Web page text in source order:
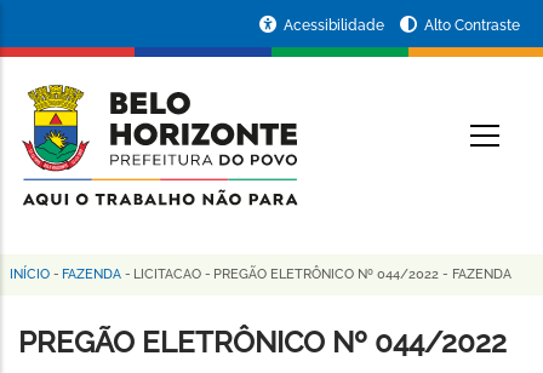
conteúdo
principal
da
Prefeitura
de
Horizonte
Acessibilidade Alto Contraste
Trilha
de
INÍCIO - FAZENDA - LICITACAO - PREGÃO ELETRÔNICO Nº 044/2022 - FAZENDA
PREGÃO ELETRÔNICO Nº 044/2022